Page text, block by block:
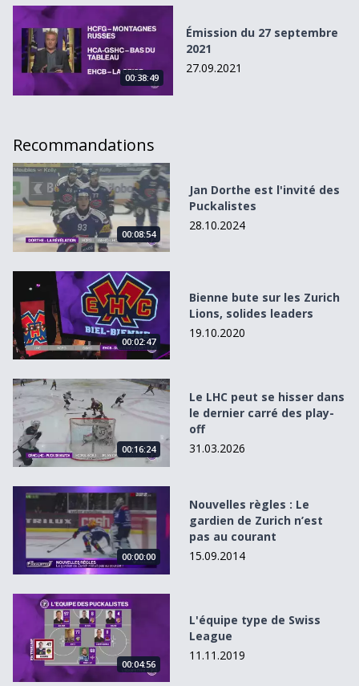
Émission du 27 septembre 2021
00:38:49
Émission du 27 septembre
2021
27.09.2021
Recommandations
Jan Dorthe est l&#039;invité des Puckalistes
00:08:54
Jan Dorthe est l'invité des
Puckalistes
28.10.2024
Bienne bute sur les Zurich Lions, solides leaders
00:02:47
Bienne bute sur les Zurich
Lions, solides leaders
19.10.2020
Le LHC peut se hisser dans le dernier carré des play-off
00:16:24
Le LHC peut se hisser dans
le dernier carré des play-
off
31.03.2026
Nouvelles règles : Le gardien de Zurich n’est pas au
00:00:00
Nouvelles règles : Le
gardien de Zurich n’est
pas au courant
15.09.2014
L&#039;équipe type de Swiss League
00:04:56
L'équipe type de Swiss
League
11.11.2019